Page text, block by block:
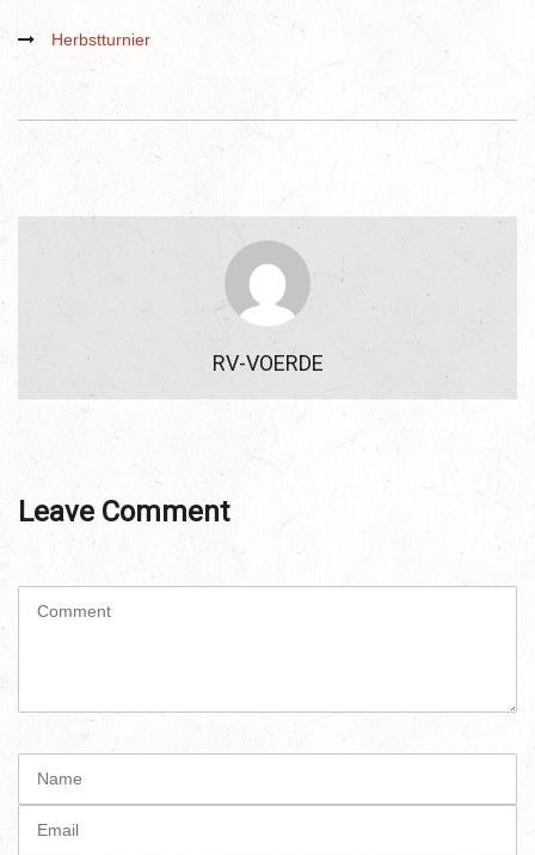
Herbstturnier
RV-VOERDE
Leave Comment